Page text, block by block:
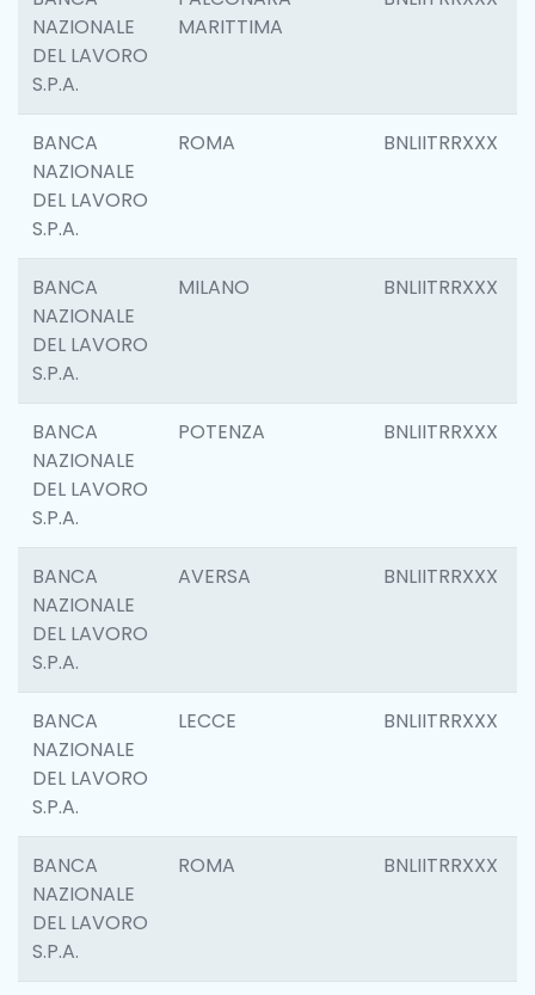
NAZIONALE
DEL LAVORO
S.P.A.
MARITTIMA
BANCA
NAZIONALE
DEL LAVORO
S.P.A.
ROMA BNLIITRRXXX
BANCA
NAZIONALE
DEL LAVORO
S.P.A.
MILANO BNLIITRRXXX
BANCA
NAZIONALE
DEL LAVORO
S.P.A.
POTENZA BNLIITRRXXX
BANCA
NAZIONALE
DEL LAVORO
S.P.A.
AVERSA BNLIITRRXXX
BANCA
NAZIONALE
DEL LAVORO
S.P.A.
LECCE BNLIITRRXXX
BANCA
NAZIONALE
DEL LAVORO
S.P.A.
ROMA BNLIITRRXXX